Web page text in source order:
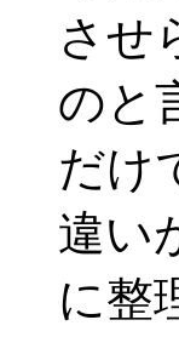
させ
のと
だけ
違い
に整